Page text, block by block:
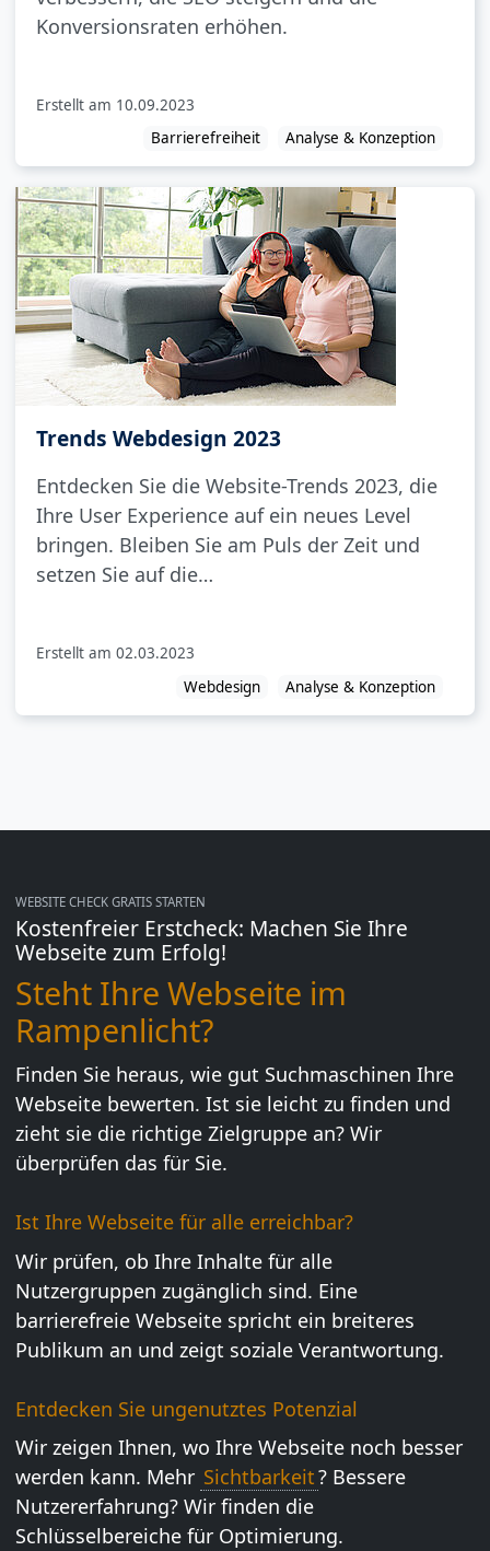
Konversionsraten erhöhen.
Erstellt am 10.09.2023
Barrierefreiheit
Analyse & Konzeption
Trends Webdesign 2023
Entdecken Sie die Website-Trends 2023, die
Ihre User Experience auf ein neues Level
bringen. Bleiben Sie am Puls der Zeit und
setzen Sie auf die…
Erstellt am02.03.2023
Webdesign
Analyse & Konzeption
WEBSITE CHECK GRATIS STARTEN
Kostenfreier Erstcheck: Machen Sie Ihre
Webseite zum Erfolg!
Steht Ihre Webseite im
Rampenlicht?
Finden Sie heraus, wie gut Suchmaschinen Ihre
Webseite bewerten. Ist sie leicht zu finden und
zieht sie die richtige Zielgruppe an? Wir
überprüfen das für Sie.
Ist Ihre Webseite für alle erreichbar?
Wir prüfen, ob Ihre Inhalte für alle
Nutzergruppen zugänglich sind. Eine
barrierefreie Webseite spricht ein breiteres
Publikum an und zeigt soziale Verantwortung.
Entdecken Sie ungenutztes Potenzial
Wir zeigen Ihnen, wo Ihre Webseite noch besser
werden kann. Mehr Sichtbarkeit? Bessere
Nutzererfahrung? Wir finden die
Schlüsselbereiche für Optimierung.